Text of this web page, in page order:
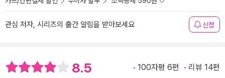
관심 저자, 시리즈의 출간 알림을 받아보세요 신청
8.5 100자평 6편 리뷰 14편